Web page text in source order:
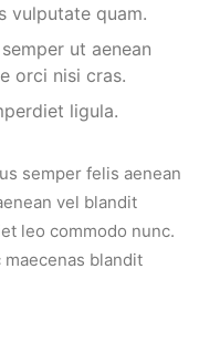
vulputate quam.
ut aenean
orci nisi cras.
ligula.
semper felis aenean
vel blandit
leo commodo nunc.
blandit